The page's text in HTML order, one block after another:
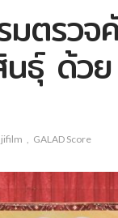
ตรวจ
ธุ์ ด้ว
GALAD Score